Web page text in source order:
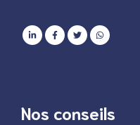
Nos conseils